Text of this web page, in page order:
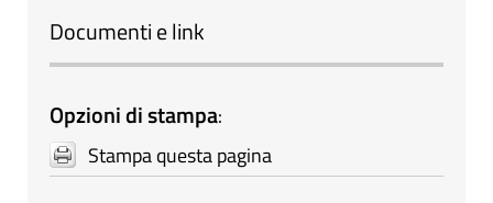
Documenti e link
Opzioni di stampa:
Stampa questa pagina